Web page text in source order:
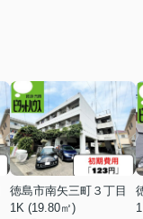
徳島市南矢三町３丁目
1K (19.80㎡)